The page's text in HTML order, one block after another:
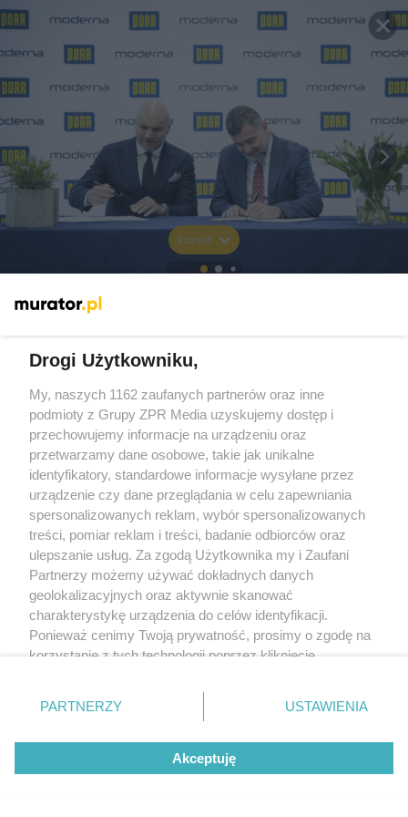
Rozwiń
Drogi Użytkowniku,
My, naszych 1162 zaufanych partnerów oraz inne
podmioty z Grupy ZPR Media uzyskujemy dostęp i
przechowujemy informacje na urządzeniu oraz
przetwarzamy dane osobowe, takie jak unikalne
identyfikatory, standardowe informacje wysyłane przez
urządzenie czy dane przeglądania w celu zapewniania
spersonalizowanych reklam, wybór spersonalizowanych
treści, pomiar reklam i treści, badanie odbiorców oraz
ulepszanie usług. Za zgodą Użytkownika my i Zaufani
Partnerzy możemy używać dokładnych danych
geolokalizacyjnych oraz aktywnie skanować
charakterystykę urządzenia do celów identyfikacji.
Ponieważ cenimy Twoją prywatność, prosimy o zgodę na
korzystanie z tych technologii poprzez kliknięcie
zmienić/wycofać klikając przycisk ustawień prywatności
znajdujący się w lewym dolnym rogu strony
rodzaje przetwarzania danych nie wymagają zgody
użytkownika, ale masz prawo sprzeciwić się takiemu
przetwarzaniu. Preferencje będą miały zastosowanie tylko
PARTNERZY USTAWIENIA
Akceptuję